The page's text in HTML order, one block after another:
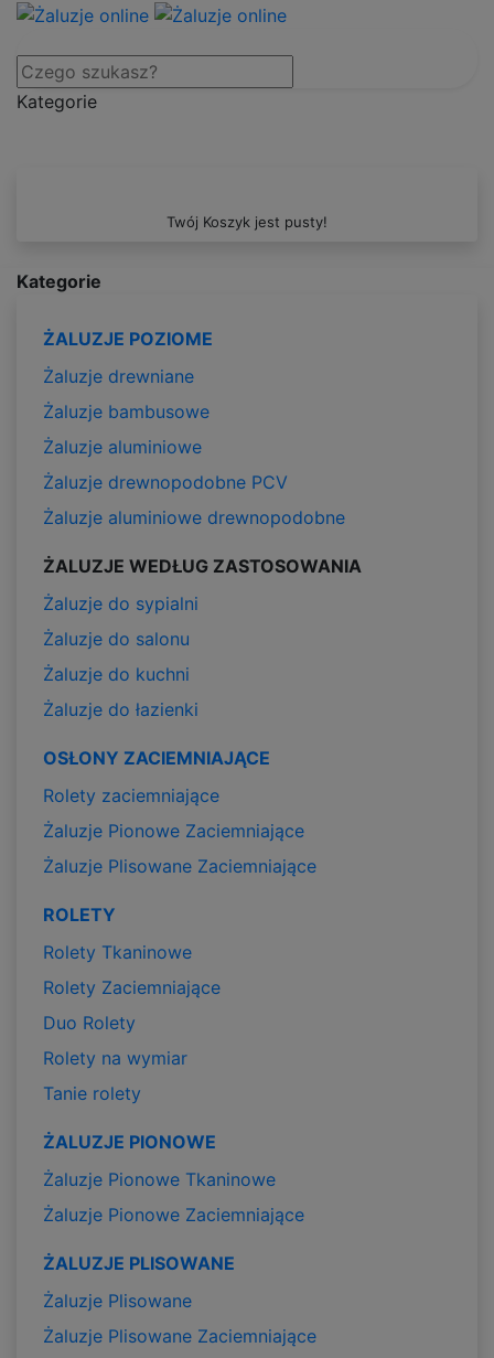
Kategorie
Twój Koszyk jest pusty!
Kategorie
ŻALUZJE POZIOME
Żaluzje drewniane
Żaluzje bambusowe
Żaluzje aluminiowe
Żaluzje drewnopodobne PCV
Żaluzje aluminiowe drewnopodobne
ŻALUZJE WEDŁUG ZASTOSOWANIA
Żaluzje do sypialni
Żaluzje do salonu
Żaluzje do kuchni
Żaluzje do łazienki
OSŁONY ZACIEMNIAJĄCE
Rolety zaciemniające
Żaluzje Pionowe Zaciemniające
Żaluzje Plisowane Zaciemniające
ROLETY
Rolety Tkaninowe
Rolety Zaciemniające
Duo Rolety
Rolety na wymiar
Tanie rolety
ŻALUZJE PIONOWE
Żaluzje Pionowe Tkaninowe
Żaluzje Pionowe Zaciemniające
ŻALUZJE PLISOWANE
Żaluzje Plisowane
Żaluzje Plisowane Zaciemniające